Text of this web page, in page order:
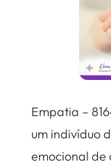
Empatia –
um indivíduo
emocional de